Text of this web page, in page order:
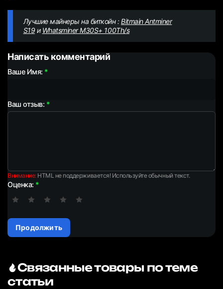
Лучшие майнеры на биткойн :Bitmain Antminer
S19и Whatsminer M30S+ 100Th/s
Написать комментарий
Ваше Имя:
Ваш отзыв:
Внимание:HTML не поддерживается! Используйте обычный текст.
Оценка:
Продолжить
Связанные товары по теме
статьи